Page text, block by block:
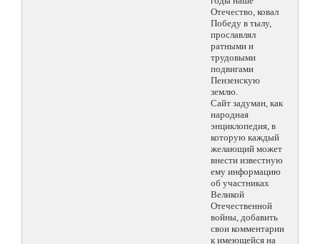
Отечество, ковал
Победу в тылу,
прославлял
ратными и
трудовыми
подвигами
Пензенскую
землю.
Сайт задуман, как
народная
энциклопедия, в
которую каждый
желающий может
внести известную
ему информацию
об участниках
Великой
Отечественной
войны, добавить
свои комментарии
к имеющейся на